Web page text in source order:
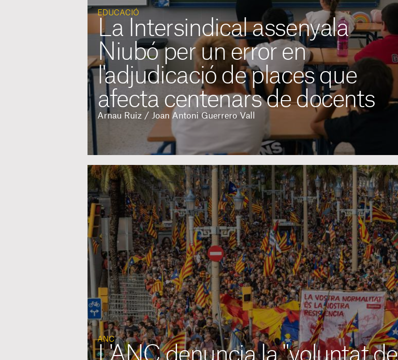
EDUCACIÓ
La Intersindical assenyala
Niubó per un error en
l'adjudicació de places que
afecta centenars de docents
Arnau Ruiz / Joan Antoni Guerrero Vall
ANC
L'ANC denuncia la "voluntat de